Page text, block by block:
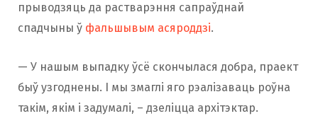
прыводзяць да растварэння сапраўднай
спадчыны ў фальшывым асяроддзі.
— У нашым выпадку ўсё скончылася добра, праект
быў узгоднены. І мы змаглі яго рэалізаваць роўна
такім, якім і задумалі, – дзеліцца архітэктар.